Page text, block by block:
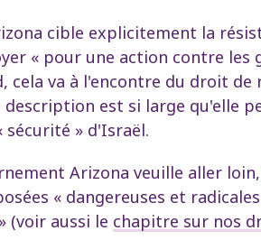
cible explicitement la
« pour une action contre
cela va à l'encontre du droit
est si large qu'elle
sécurité » d'Israël.
Arizona veuille aller
« dangereuses et
(voir aussi le chapitre sur nos